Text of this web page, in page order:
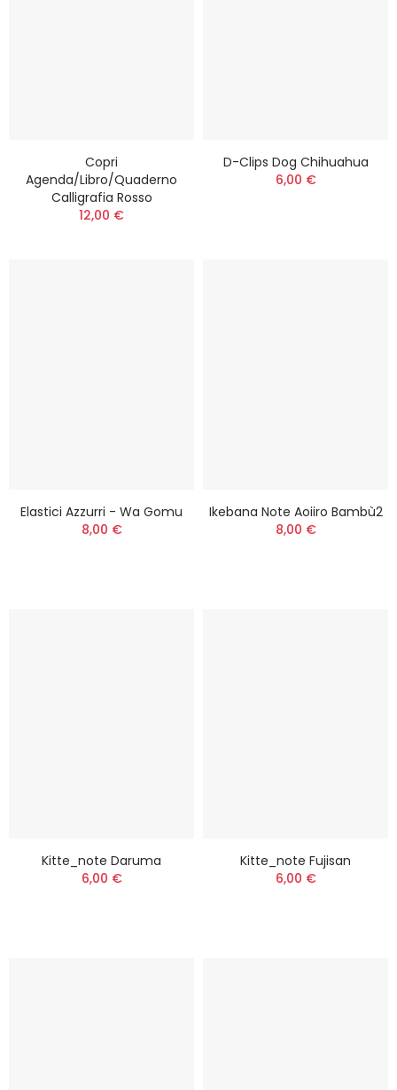
Copri
Agenda/Libro/Quaderno
Calligrafia Rosso
12,00 €
D-Clips Dog Chihuahua
6,00 €
Elastici Azzurri - Wa Gomu
8,00 €
Ikebana Note Aoiiro Bambù2
8,00 €
Kitte_note Daruma
6,00 €
Kitte_note Fujisan
6,00 €